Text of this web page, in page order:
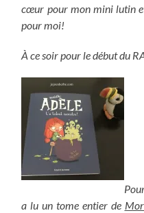
cœur pour mon mini lutin
pour moi!
À ce soir pour le début du
a lu un tome entier de